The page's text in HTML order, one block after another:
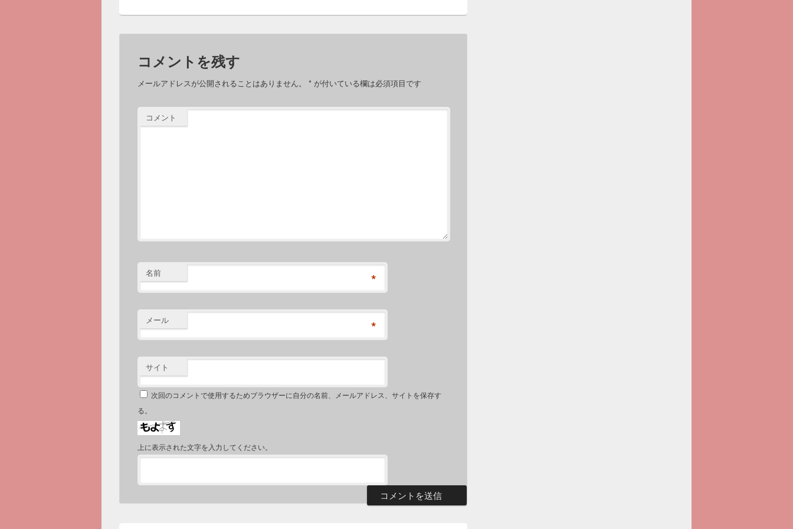
コメントを残す
メールアドレスが公開されることはありません。 * が付いている欄は必須項目です
コメント
名前 *
メール *
サイト
次回のコメントで使用するためブラウザーに自分の名前、メールアドレス、サイトを保存す
る。
上に表示された文字を入力してください。